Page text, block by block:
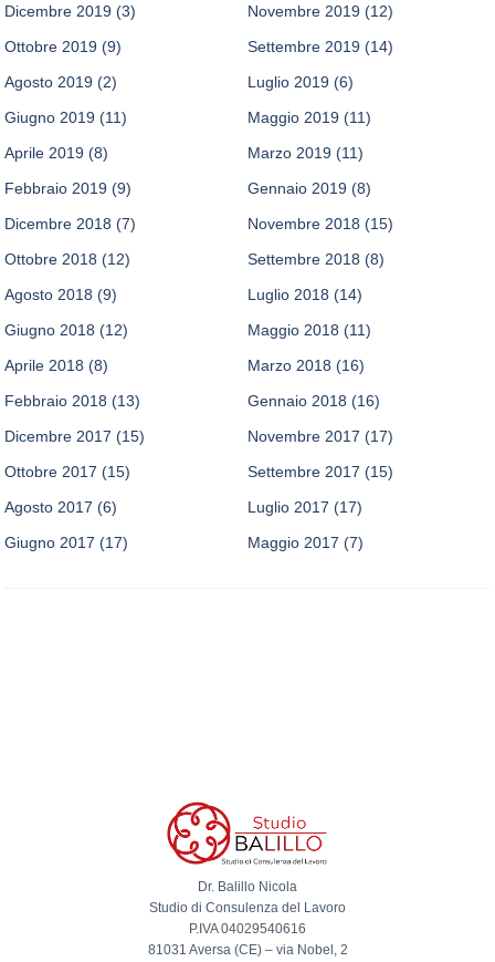
Dicembre 2019 (3) Novembre 2019 (12)
Ottobre 2019 (9) Settembre 2019 (14)
Agosto 2019 (2) Luglio 2019 (6)
Giugno 2019 (11) Maggio 2019 (11)
Aprile 2019 (8) Marzo 2019 (11)
Febbraio 2019 (9) Gennaio 2019 (8)
Dicembre 2018 (7) Novembre 2018 (15)
Ottobre 2018 (12) Settembre 2018 (8)
Agosto 2018 (9) Luglio 2018 (14)
Giugno 2018 (12) Maggio 2018 (11)
Aprile 2018 (8) Marzo 2018 (16)
Febbraio 2018 (13) Gennaio 2018 (16)
Dicembre 2017 (15) Novembre 2017 (17)
Ottobre 2017 (15) Settembre 2017 (15)
Agosto 2017 (6) Luglio 2017 (17)
Giugno 2017 (17) Maggio 2017 (7)
Dr. Balillo Nicola
Studio di Consulenza del Lavoro
P.IVA 04029540616
81031 Aversa (CE) – via Nobel, 2